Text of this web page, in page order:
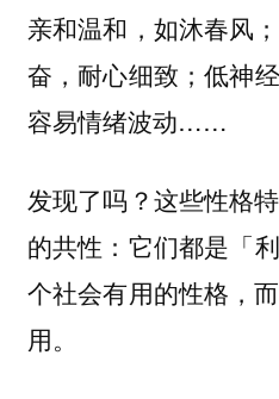
亲和温和，如沐春风
奋，耐心细致；低神
容易情绪波动……
发现了吗？这些性格
的共性： 它们都是「
个社会有用的性格，
用。